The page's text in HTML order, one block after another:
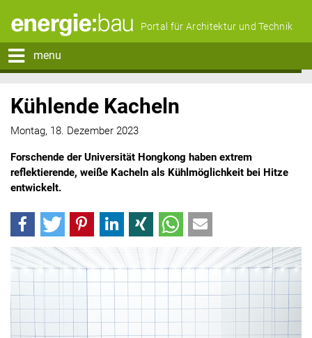
Portal für Architektur und Technik
menu
Kühlende Kacheln
Montag, 18. Dezember 2023
Forschende der Universität Hongkong haben extrem
reflektierende, weiße Kacheln als Kühlmöglichkeit bei Hitze
entwickelt.